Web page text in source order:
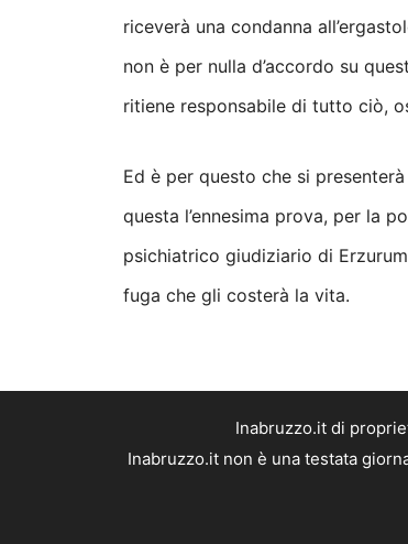
riceverà una condanna
non è per nulla d’accordo su
ritiene responsabile di tutto ciò,
Ed è per questo che si
questa l’ennesima prova, per la
psichiatrico giudiziario di
fuga che gli costerà la vita.
Inabruzzo.it di
Inabruzzo.it non è una testata